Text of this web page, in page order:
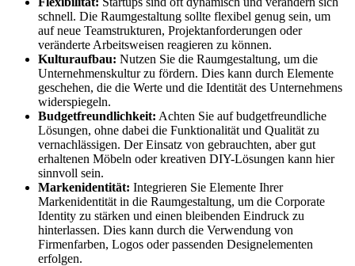
schnell. Die Raumgestaltung sollte flexibel genug sein, um
auf neue Teamstrukturen, Projektanforderungen oder
veränderte Arbeitsweisen reagieren zu können.
Kulturaufbau: Nutzen Sie die Raumgestaltung, um die
Unternehmenskultur zu fördern. Dies kann durch Elemente
geschehen, die die Werte und die Identität des Unternehmens
widerspiegeln.
Budgetfreundlichkeit: Achten Sie auf budgetfreundliche
Lösungen, ohne dabei die Funktionalität und Qualität zu
vernachlässigen. Der Einsatz von gebrauchten, aber gut
erhaltenen Möbeln oder kreativen DIY-Lösungen kann hier
sinnvoll sein.
Markenidentität: Integrieren Sie Elemente Ihrer
Markenidentität in die Raumgestaltung, um die Corporate
Identity zu stärken und einen bleibenden Eindruck zu
hinterlassen. Dies kann durch die Verwendung von
Firmenfarben, Logos oder passenden Designelementen
erfolgen.